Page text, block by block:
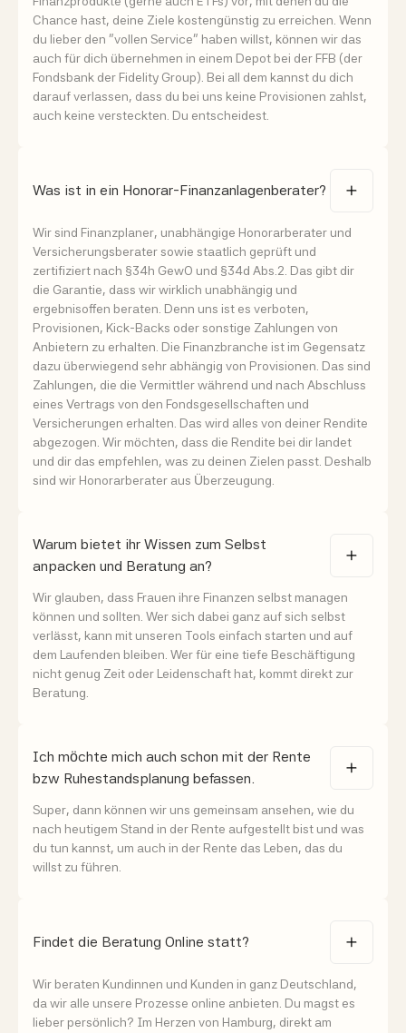
Chance hast, deine Ziele kostengünstig zu erreichen. Wenn
du lieber den "vollen Service" haben willst, können wir das
auch für dich übernehmen in einem Depot bei der FFB (der
Fondsbank der Fidelity Group). Bei all dem kannst du dich
darauf verlassen, dass du bei uns keine Provisionen zahlst,
auch keine versteckten. Du entscheidest.
Was ist in ein Honorar-Finanzanlagenberater?
Wir sind Finanzplaner, unabhängige Honorarberater und
Versicherungsberater sowie staatlich geprüft und
zertifiziert nach §34h GewO und §34d Abs.2. Das gibt dir
die Garantie, dass wir wirklich unabhängig und
ergebnisoffen beraten. Denn uns ist es verboten,
Provisionen, Kick-Backs oder sonstige Zahlungen von
Anbietern zu erhalten. Die Finanzbranche ist im Gegensatz
dazu überwiegend sehr abhängig von Provisionen. Das sind
Zahlungen, die die Vermittler während und nach Abschluss
eines Vertrags von den Fondsgesellschaften und
Versicherungen erhalten. Das wird alles von deiner Rendite
abgezogen. Wir möchten, dass die Rendite bei dir landet
und dir das empfehlen, was zu deinen Zielen passt. Deshalb
sind wir Honorarberater aus Überzeugung.
Warum bietet ihr Wissen zum Selbst
anpacken und Beratung an?
Wir glauben, dass Frauen ihre Finanzen selbst managen
können und sollten. Wer sich dabei ganz auf sich selbst
verlässt, kann mit unseren Tools einfach starten und auf
dem Laufenden bleiben. Wer für eine tiefe Beschäftigung
nicht genug Zeit oder Leidenschaft hat, kommt direkt zur
Beratung.
Ich möchte mich auch schon mit der Rente
bzw Ruhestandsplanung befassen.
Super, dann können wir uns gemeinsam ansehen, wie du
nach heutigem Stand in der Rente aufgestellt bist und was
du tun kannst, um auch in der Rente das Leben, das du
willst zu führen.
Findet die Beratung Online statt?
Wir beraten Kundinnen und Kunden in ganz Deutschland,
da wir alle unsere Prozesse online anbieten. Du magst es
lieber persönlich? Im Herzen von Hamburg, direkt am